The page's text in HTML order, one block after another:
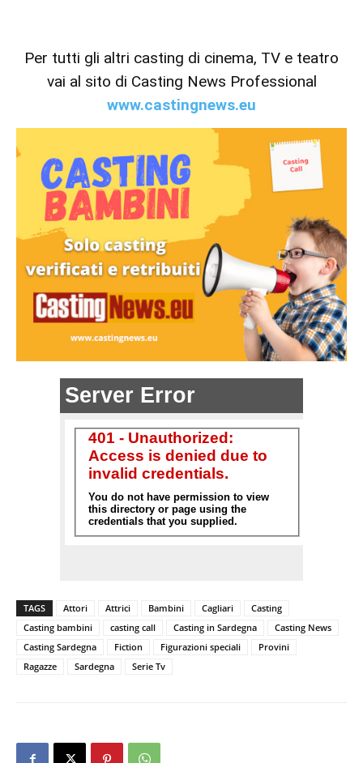
Per tutti gli altri casting di cinema, TV e teatro
vai al sito di Casting News Professional
www.castingnews.eu
TAGS Attori Attrici Bambini Cagliari
Casting
Casting bambini
casting call Casting in Sardegna
Casting News
Casting Sardegna
Fiction Figurazioni speciali
Provini
Ragazze
Sardegna Serie Tv